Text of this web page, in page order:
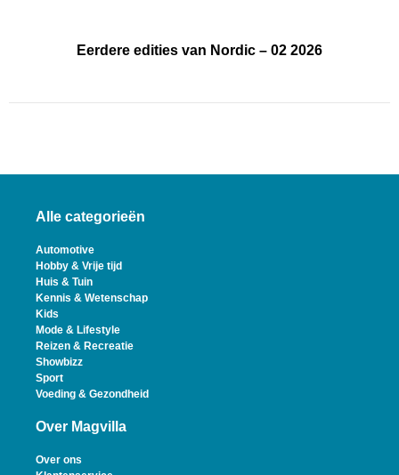
Eerdere edities van Nordic – 02 2026
Alle categorieën
Automotive
Hobby & Vrije tijd
Huis & Tuin
Kennis & Wetenschap
Kids
Mode & Lifestyle
Reizen & Recreatie
Showbizz
Sport
Voeding & Gezondheid
Over Magvilla
Over ons